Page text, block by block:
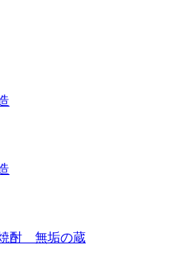
酎 無垢の蔵